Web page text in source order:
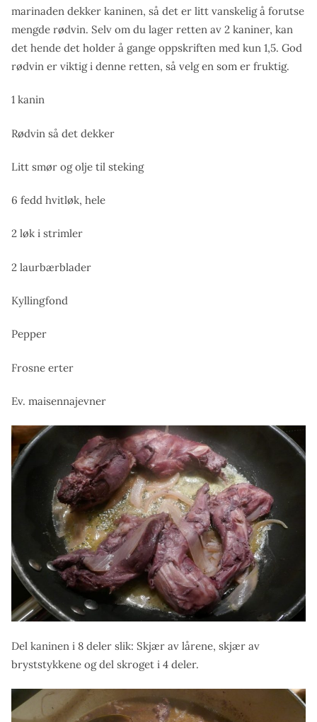
marinaden dekker kaninen, så det er litt vanskelig å forutse
mengde rødvin. Selv om du lager retten av 2 kaniner, kan
det hende det holder å gange oppskriften med kun 1,5. God
rødvin er viktig i denne retten, så velg en som er fruktig.
1 kanin
Rødvin så det dekker
Litt smør og olje til steking
6 fedd hvitløk, hele
2 løk i strimler
2 laurbærblader
Kyllingfond
Pepper
Frosne erter
Ev. maisennajevner
Del kaninen i 8 deler slik: Skjær av lårene, skjær av
bryststykkene og del skroget i 4 deler.